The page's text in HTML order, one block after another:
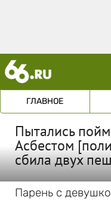
ГЛАВНОЕ
Пытались
Асбестом
сбила двух
Парень с